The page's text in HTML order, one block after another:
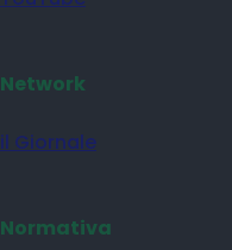
Network
il Giornale
Normativa